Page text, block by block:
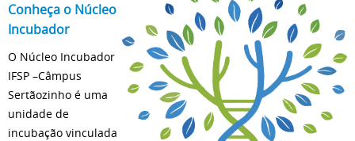
Conheça o Núcleo
Incubador
O Núcleo Incubador
IFSP –Câmpus
Sertãozinho é uma
unidade de
incubação vinculada